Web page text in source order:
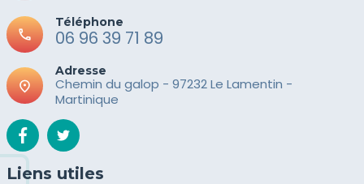
call
Téléphone
06 96 39 71 89
place
Adresse
Chemin du galop - 97232 Le Lamentin -
Martinique
Liens utiles